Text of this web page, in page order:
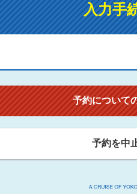
入力手
予約について
予約を中